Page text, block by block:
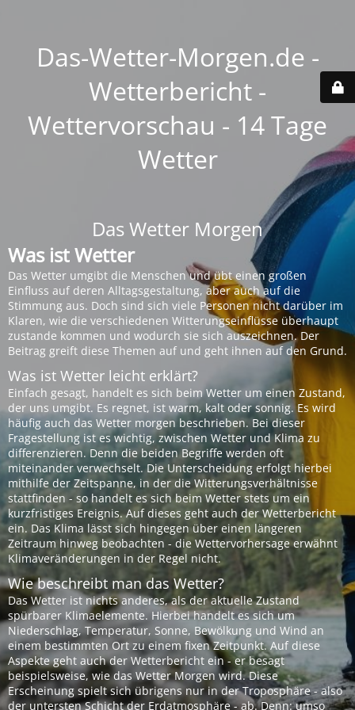
Das-Wetter-Morgen.de -
Wetterbericht -
Wettervorschau - 14 Tage
Wetter
Das Wetter Morgen
Was ist Wetter
Das Wetter umgibt die Menschen und übt einen großen
Einfluss auf deren Alltagsgestaltung, aber auch auf die
Stimmung aus. Doch sind sich viele Personen nicht darüber im
Klaren, wie die verschiedenen Witterungseinflüsse überhaupt
zustande kommen und wodurch sie sich auszeichnen. Der
Beitrag greift diese Themen auf und geht ihnen auf den Grund.
Was ist Wetter leicht erklärt?
Einfach gesagt, handelt es sich beim Wetter um einen Zustand,
der uns umgibt. Es regnet, ist warm, kalt oder sonnig. Es wird
häufig auch das Wetter morgen beschrieben. Bei dieser
Fragestellung ist es wichtig, zwischen Wetter und Klima zu
differenzieren. Denn die beiden Begriffe werden oft
miteinander verwechselt. Die Unterscheidung erfolgt hierbei
mithilfe der Zeitspanne, in der die Witterungsverhältnisse
stattfinden - so handelt es sich beim Wetter stets um ein
kurzfristiges Ereignis. Auf dieses geht auch der Wetterbericht
ein. Das Klima lässt sich hingegen über einen längeren
Zeitraum hinweg beobachten - die Wettervorhersage erwähnt
Klimaveränderungen in der Regel nicht.
Wie beschreibt man das Wetter?
Das Wetter ist nichts anderes, als der aktuelle Zustand
spürbarer Klimaelemente. Hierbei handelt es sich um
Niederschlag, Temperatur, Sonne, Bewölkung und Wind an
einem bestimmten Ort zu einem fixen Zeitpunkt. Auf diese
Aspekte geht auch der Wetterbericht ein - er besagt
beispielsweise, wie das Wetter Morgen wird. Diese
Erscheinung spielt sich übrigens nur in der Troposphäre - also
der untersten Schicht der Erdatmosphäre - ab. Denn: umso